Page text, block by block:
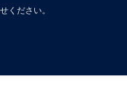
ください。